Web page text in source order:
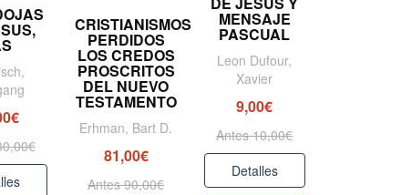
CRISTIANISMOS
PERDIDOS
LOS CREDOS
PROSCRITOS
DEL NUEVO
TESTAMENTO
Erhman, Bart D.
81,00€
Antes 90,00€
MENSAJE
PASCUAL
Leon Dufour,
Xavier
9,00€
Antes 10,00€
Detalles